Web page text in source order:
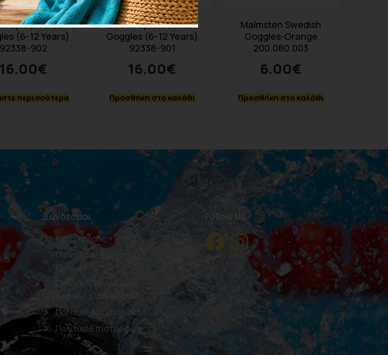
Spider Junior
(6-12 Years)
92338-902
16.00€
περισσότερα
Arena Spider Junior
Goggles (6-12 Years)
92338-901
16.00€
Προσθήκη στο καλάθι
Malmsten Swedish
Goggles-Orange
200.080.003
6.00€
Προσθήκη στο καλάθι
Σύνδεσμοι
Όροι Χρήσης
Πολιτική Απορρήτου –
Cookies
Πολιτική Πληρωμών –
Ασφαλείς συναλλαγές
Πολιτική Αποστολών
Πολιτική Επιστροφών
Follow Us